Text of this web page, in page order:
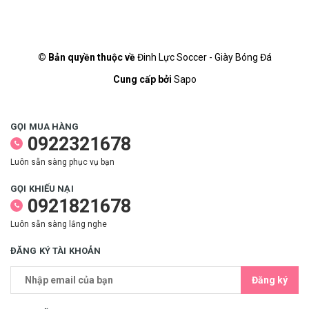
© Bản quyền thuộc vềĐinh Lực Soccer - Giày Bóng Đá
Cung cấp bởi Sapo
GỌI MUA HÀNG
0922321678
Luôn sẵn sàng phục vụ bạn
GỌI KHIẾU NẠI
0921821678
Luôn sẵn sàng lắng nghe
ĐĂNG KÝ TÀI KHOẢN
Đăng ký